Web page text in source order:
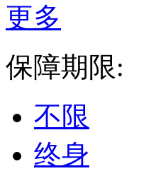
更多
保障期限:
不限
终身